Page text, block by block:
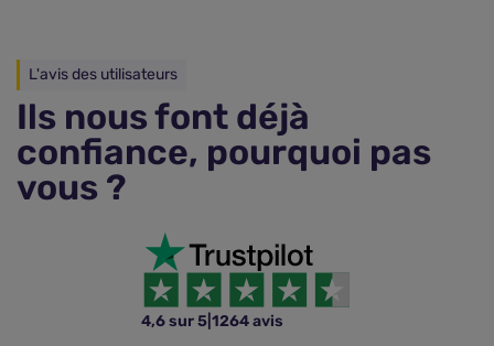
L'avis des utilisateurs
Ils nous font déjà
confiance, pourquoi pas
vous ?
4,6 sur 5 1264 avis